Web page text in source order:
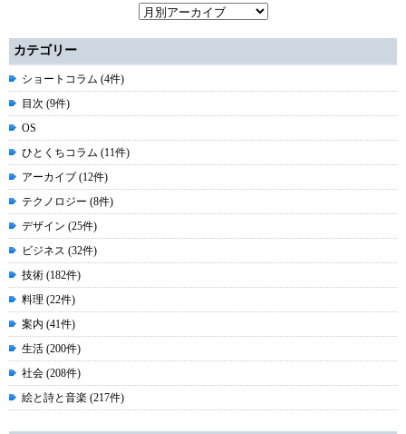
カテゴリー
ショートコラム (4件)
目次 (9件)
OS
ひとくちコラム (11件)
アーカイブ (12件)
テクノロジー (8件)
デザイン (25件)
ビジネス (32件)
技術 (182件)
料理 (22件)
案内 (41件)
生活 (200件)
社会 (208件)
絵と詩と音楽 (217件)